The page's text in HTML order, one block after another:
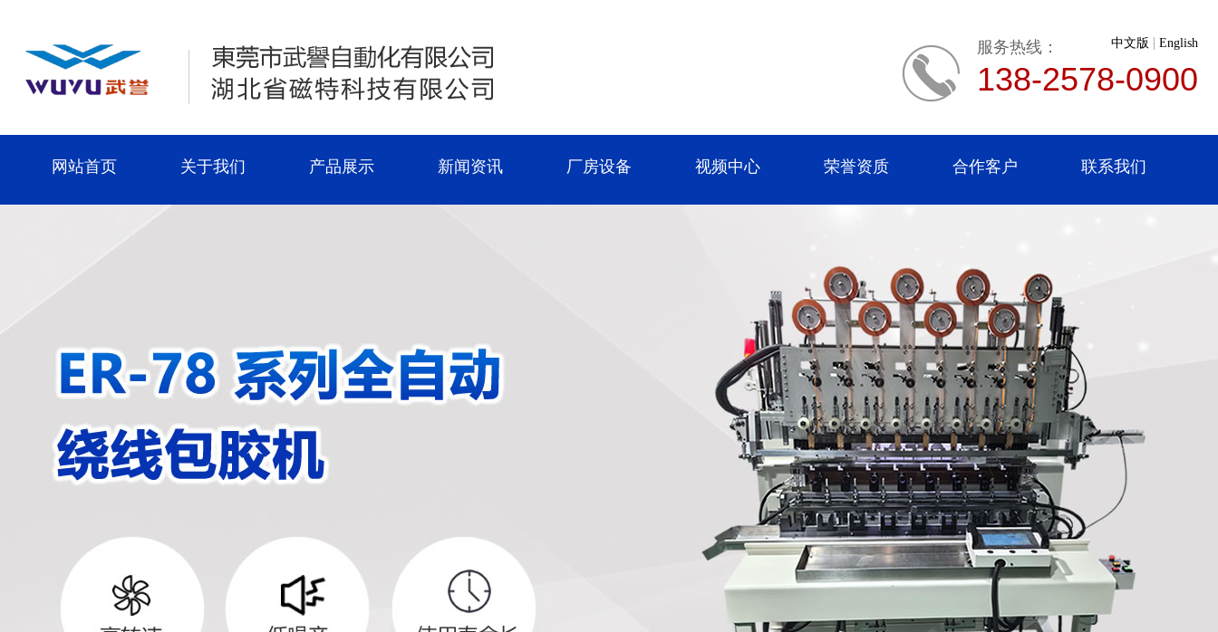
服务热线：
138-2578-0900
中文版 | English
网站首页 关于我们 产品展示 新闻资讯 厂房设备 视频中心 荣誉资质 合作客户 联系我们